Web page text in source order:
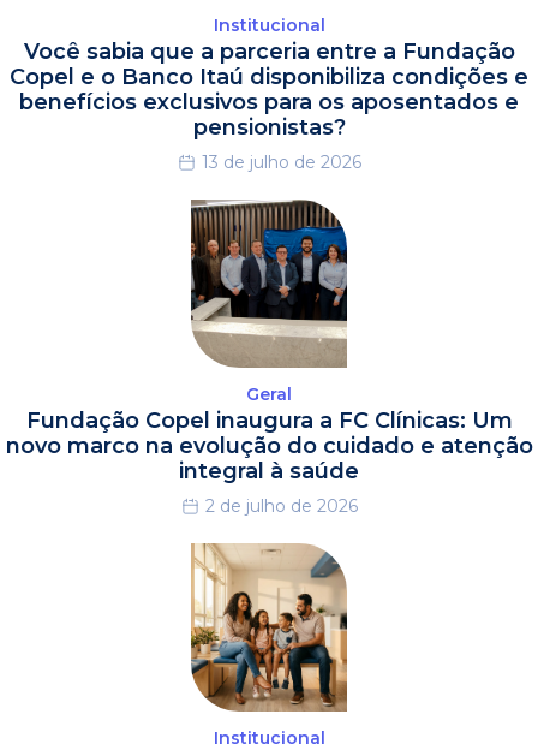
Institucional
Você sabia que a parceria entre a Fundação
Copel e o Banco Itaú disponibiliza condições e
benefícios exclusivos para os aposentados e
pensionistas?
13 de julho de 2026
Geral
Fundação Copel inaugura a FC Clínicas: Um
novo marco na evolução do cuidado e atenção
integral à saúde
2 de julho de 2026
Institucional